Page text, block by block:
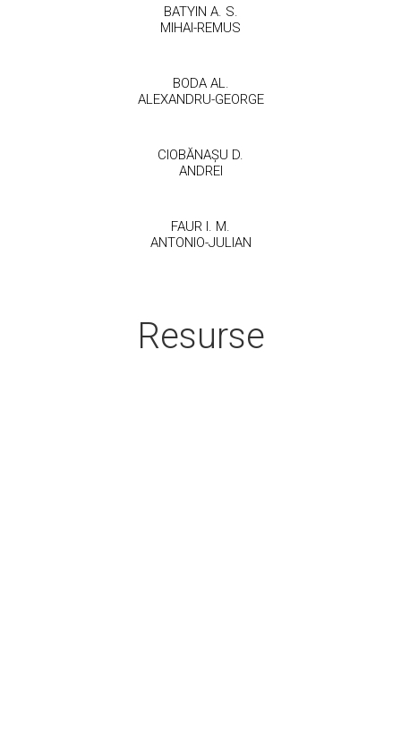
BATYIN A. S.
MIHAI-REMUS
BODA AL.
ALEXANDRU-GEORGE
CIOBĂNAȘU D.
ANDREI
FAUR I. M.
ANTONIO-JULIAN
Resurse